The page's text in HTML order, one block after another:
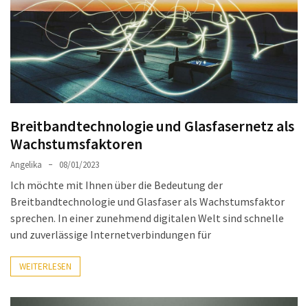
Breitbandtechnologie und Glasfasernetz als
Wachstumsfaktoren
Angelika 08/01/2023
Ich möchte mit Ihnen über die Bedeutung der
Breitbandtechnologie und Glasfaser als Wachstumsfaktor
sprechen. In einer zunehmend digitalen Welt sind schnelle
und zuverlässige Internetverbindungen für
WEITERLESEN